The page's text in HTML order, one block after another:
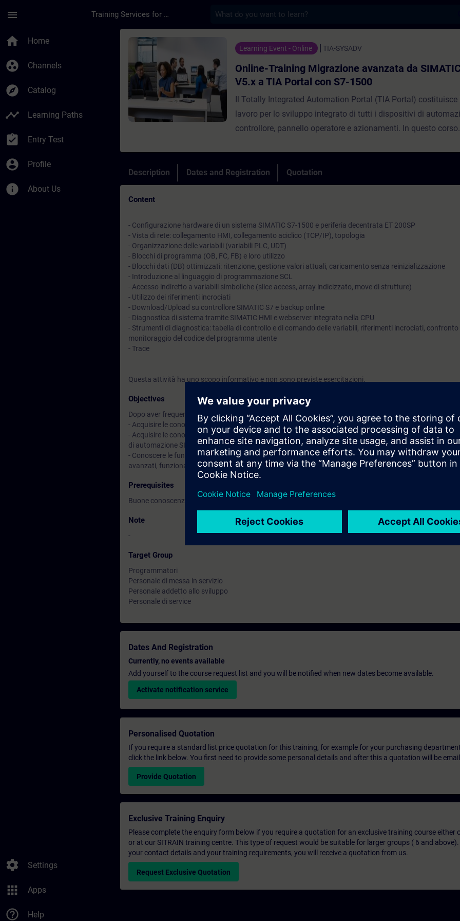
menu Training Services for Digital Industries
home Home
group_work Channels
explore Catalog
timeline Learning Paths
assignment_turned_in Entry Test
account_circle Profile
info About Us
settings Settings
apps Apps
help_outline Help
Course - Online-Training Migrazione avanzata da SIMATIC
Learning Event - Online TIA-SYSADV
Online-Training Migrazione avanzata da
V5.x a TIA Portal con S7-1500
Il Totally Integrated Automation Portal (TIA Portal) costituisce
lavoro per lo sviluppo integrato di tutti i dispositivi di
controllore, pannello operatore e azionamenti. In questo corso
SIMATIC che TIA Portal mette a disposizione. Acquisirai così
sfruttare il pieno potenziale che TIA Portal mette a
Description Dates and Registration Quotation
Content
- Configurazione hardware di un sistema SIMATIC S7-1500 e periferia decentrata ET 200SP
- Vista di rete: collegamento HMI, collegamento aciclico (TCP/IP), topologia
- Organizzazione delle variabili (variabili PLC, UDT)
- Blocchi di programma (OB, FC, FB) e loro utilizzo
- Blocchi dati (DB) ottimizzati: ritenzione, gestione valori attuali, caricamento senza reinizializzazione
- Introduzione al linguaggio di programmazione SCL
- Accesso indiretto a variabili simboliche (slice access, array indicizzato, move di strutture)
- Utilizzo dei riferimenti incrociati
- Download/Upload su controllore SIMATIC S7 e backup online
- Diagnostica di sistema tramite SIMATIC HMI e webserver integrato nella CPU
- Strumenti di diagnostica: tabella di controllo e di comando delle variabili, riferimenti incrociati,
monitoraggio del codice del programma utente
- Trace
Questa attività ha uno scopo informativo e non sono previste esercitazioni.
Objectives
Dopo aver frequentato il corso sarai in grado di:
- Acquisire le conoscenze sulle potenzialità della piattaforma di sviluppo TIA Portal
- Acquisire le conoscenze sugli strumenti necessari per la progettazione e programmazione dei
di automazione SIMATIC S7-1500 con TIA Portal
- Conoscere le funzionalità dell’ambiente quali: gestione delle variabili con accesso simbolico, strumenti
avanzati, funzionalità di sistema.
Prerequisites
Buone conoscenze di tecniche e problematiche su sistemi di automazione SIMATIC S7-300/400 o di altri
Note
-
Target Group
Programmatori
Personale di messa in servizio
Personale addetto allo sviluppo
Personale di service
Dates And Registration
Currently, no events available
Add yourself to the course request list and you will be notified when new dates become available.
Activate notification service
Personalised Quotation
If you require a standard list price quotation for this training, for example for your purchasing
click the link below. You first need to provide some personal details and after this a quotation will be
Provide Quotation
Exclusive Training Enquiry
Please complete the enquiry form below if you require a quotation for an exclusive training course either
or at our SITRAIN training centre. This type of request would be suitable for larger groups ( 6 and
your contact details and your training requirements, you will receive a quotation from us.
Request Exclusive Quotation